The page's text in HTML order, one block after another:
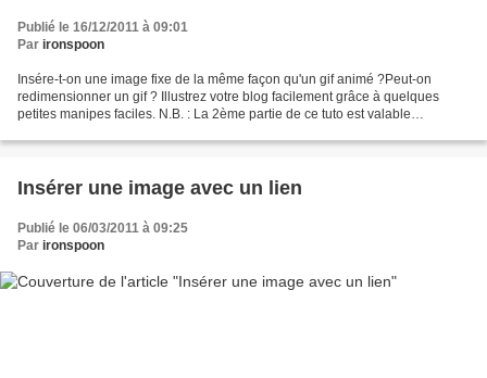
Publié le 16/12/2011 à 09:01
Par ironspoon
Insére-t-on une image fixe de la même façon qu'un gif animé ?Peut-on
redimensionner un gif ? Illustrez votre blog facilement grâce à quelques
petites manipes faciles. N.B. : La 2ème partie de ce tuto est valable
Insérer une image avec un lien
Publié le 06/03/2011 à 09:25
Par ironspoon